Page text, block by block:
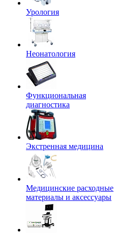
Урология
Неонатология
Функциональная
диагностика
Экстренная медицина
Медицинские расходные
материалы и аксессуары